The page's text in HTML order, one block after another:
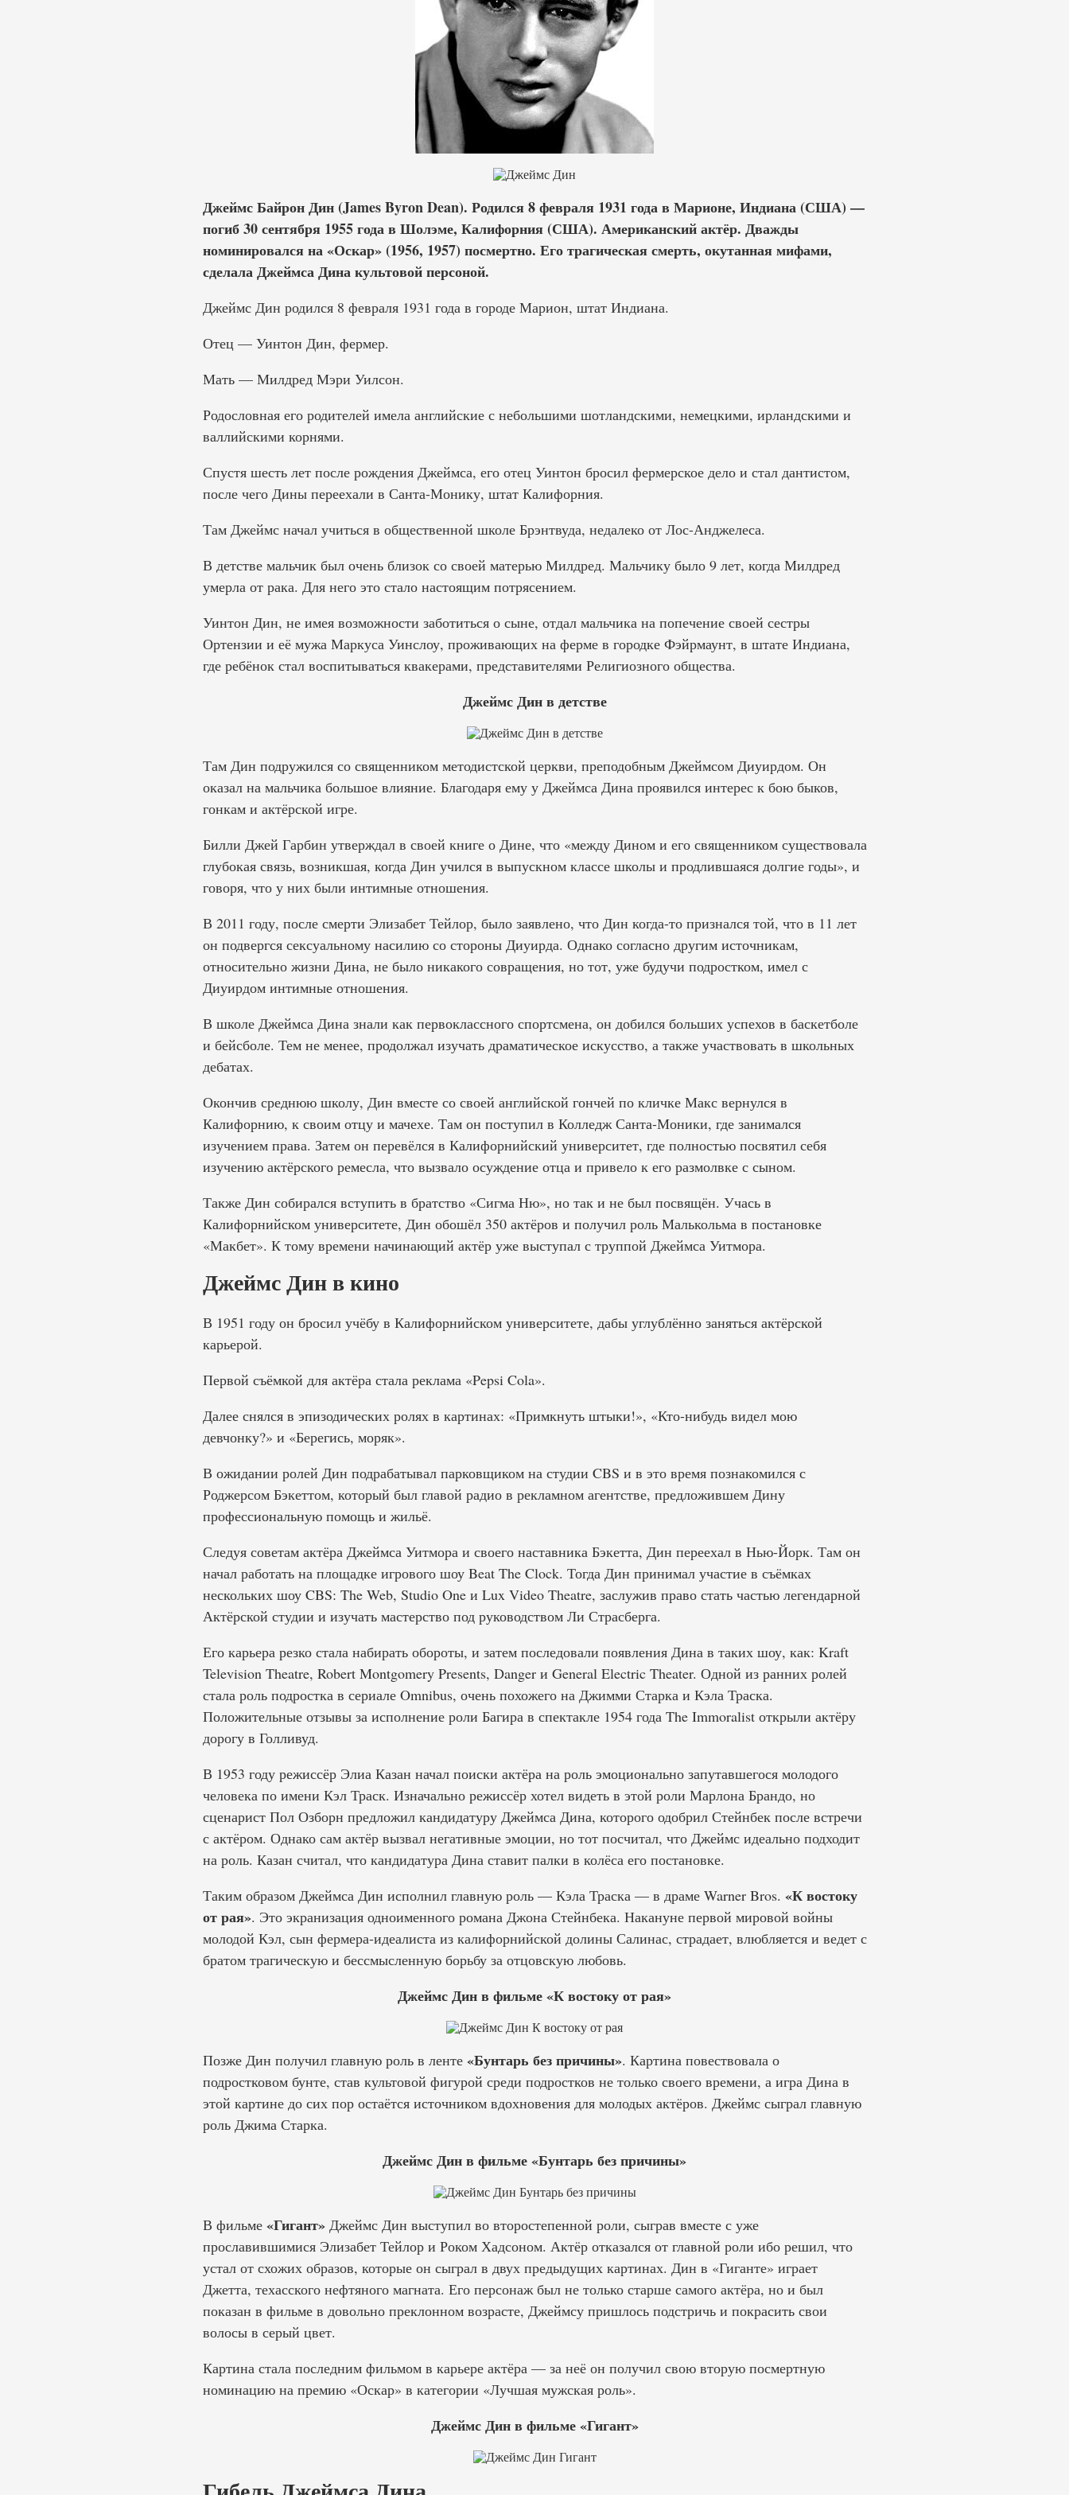
Джеймс Байрон Дин (James Byron Dean). Родился 8 февраля 1931 года в Марионе, Индиана (США) —
погиб 30 сентября 1955 года в Шолэме, Калифорния (США). Американский актёр. Дважды
номинировался на «Оскар» (1956, 1957) посмертно. Его трагическая смерть, окутанная мифами,
сделала Джеймса Дина культовой персоной.
Джеймс Дин родился 8 февраля 1931 года в городе Марион, штат Индиана.
Отец — Уинтон Дин, фермер.
Мать — Милдред Мэри Уилсон.
Родословная его родителей имела английские с небольшими шотландскими, немецкими, ирландскими и
валлийскими корнями.
Спустя шесть лет после рождения Джеймса, его отец Уинтон бросил фермерское дело и стал дантистом,
после чего Дины переехали в Санта-Монику, штат Калифорния.
Там Джеймс начал учиться в общественной школе Брэнтвуда, недалеко от Лос-Анджелеса.
В детстве мальчик был очень близок со своей матерью Милдред. Мальчику было 9 лет, когда Милдред
умерла от рака. Для него это стало настоящим потрясением.
Уинтон Дин, не имея возможности заботиться о сыне, отдал мальчика на попечение своей сестры
Ортензии и её мужа Маркуса Уинслоу, проживающих на ферме в городке Фэйрмаунт, в штате Индиана,
где ребёнок стал воспитываться квакерами, представителями Религиозного общества.
Джеймс Дин в детстве
Там Дин подружился со священником методистской церкви, преподобным Джеймсом Диуирдом. Он
оказал на мальчика большое влияние. Благодаря ему у Джеймса Дина проявился интерес к бою быков,
гонкам и актёрской игре.
Билли Джей Гарбин утверждал в своей книге о Дине, что «между Дином и его священником существовала
глубокая связь, возникшая, когда Дин учился в выпускном классе школы и продлившаяся долгие годы», и
говоря, что у них были интимные отношения.
В 2011 году, после смерти Элизабет Тейлор, было заявлено, что Дин когда-то признался той, что в 11 лет
он подвергся сексуальному насилию со стороны Диуирда. Однако согласно другим источникам,
относительно жизни Дина, не было никакого совращения, но тот, уже будучи подростком, имел с
Диуирдом интимные отношения.
В школе Джеймса Дина знали как первоклассного спортсмена, он добился больших успехов в баскетболе
и бейсболе. Тем не менее, продолжал изучать драматическое искусство, а также участвовать в школьных
дебатах.
Окончив среднюю школу, Дин вместе со своей английской гончей по кличке Макс вернулся в
Калифорнию, к своим отцу и мачехе. Там он поступил в Колледж Санта-Моники, где занимался
изучением права. Затем он перевёлся в Калифорнийский университет, где полностью посвятил себя
изучению актёрского ремесла, что вызвало осуждение отца и привело к его размолвке с сыном.
Также Дин собирался вступить в братство «Сигма Ню», но так и не был посвящён. Учась в
Калифорнийском университете, Дин обошёл 350 актёров и получил роль Малькольма в постановке
«Макбет». К тому времени начинающий актёр уже выступал с труппой Джеймса Уитмора.
Джеймс Дин в кино
В 1951 году он бросил учёбу в Калифорнийском университете, дабы углублённо заняться актёрской
карьерой.
Первой съёмкой для актёра стала реклама «Pepsi Cola».
Далее снялся в эпизодических ролях в картинах: «Примкнуть штыки!», «Кто-нибудь видел мою
девчонку?» и «Берегись, моряк».
В ожидании ролей Дин подрабатывал парковщиком на студии CBS и в это время познакомился с
Роджерсом Бэкеттом, который был главой радио в рекламном агентстве, предложившем Дину
профессиональную помощь и жильё.
Следуя советам актёра Джеймса Уитмора и своего наставника Бэкетта, Дин переехал в Нью-Йорк. Там он
начал работать на площадке игрового шоу Beat The Clock. Тогда Дин принимал участие в съёмках
нескольких шоу CBS: The Web, Studio One и Lux Video Theatre, заслужив право стать частью легендарной
Актёрской студии и изучать мастерство под руководством Ли Страсберга.
Его карьера резко стала набирать обороты, и затем последовали появления Дина в таких шоу, как: Kraft
Television Theatre, Robert Montgomery Presents, Danger и General Electric Theater. Одной из ранних ролей
стала роль подростка в сериале Omnibus, очень похожего на Джимми Старка и Кэла Траска.
Положительные отзывы за исполнение роли Багира в спектакле 1954 года The Immoralist открыли актёру
дорогу в Голливуд.
В 1953 году режиссёр Элиа Казан начал поиски актёра на роль эмоционально запутавшегося молодого
человека по имени Кэл Траск. Изначально режиссёр хотел видеть в этой роли Марлона Брандо, но
сценарист Пол Озборн предложил кандидатуру Джеймса Дина, которого одобрил Стейнбек после встречи
с актёром. Однако сам актёр вызвал негативные эмоции, но тот посчитал, что Джеймс идеально подходит
на роль. Казан считал, что кандидатура Дина ставит палки в колёса его постановке.
Таким образом Джеймса Дин исполнил главную роль — Кэла Траска — в драме Warner Bros. «К востоку
от рая». Это экранизация одноименного романа Джона Стейнбека. Накануне первой мировой войны
молодой Кэл, сын фермера-идеалиста из калифорнийской долины Салинас, страдает, влюбляется и ведет с
братом трагическую и бессмысленную борьбу за отцовскую любовь.
Джеймс Дин в фильме «К востоку от рая»
Позже Дин получил главную роль в ленте «Бунтарь без причины». Картина повествовала о
подростковом бунте, став культовой фигурой среди подростков не только своего времени, а игра Дина в
этой картине до сих пор остаётся источником вдохновения для молодых актёров. Джеймс сыграл главную
роль Джима Старка.
Джеймс Дин в фильме «Бунтарь без причины»
В фильме «Гигант»Джеймс Дин выступил во второстепенной роли, сыграв вместе с уже
прославившимися Элизабет Тейлор и Роком Хадсоном. Актёр отказался от главной роли ибо решил, что
устал от схожих образов, которые он сыграл в двух предыдущих картинах. Дин в «Гиганте» играет
Джетта, техасского нефтяного магната. Его персонаж был не только старше самого актёра, но и был
показан в фильме в довольно преклонном возрасте, Джеймсу пришлось подстричь и покрасить свои
волосы в серый цвет.
Картина стала последним фильмом в карьере актёра — за неё он получил свою вторую посмертную
номинацию на премию «Оскар» в категории «Лучшая мужская роль».
Джеймс Дин в фильме «Гигант»